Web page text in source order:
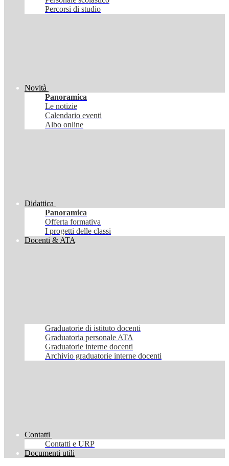
Percorsi di studio
Novità
Panoramica
Le notizie
Calendario eventi
Albo online
Didattica
Panoramica
Offerta formativa
I progetti delle classi
Docenti & ATA
Graduatorie di istituto docenti
Graduatoria personale ATA
Graduatorie interne docenti
Archivio graduatorie interne docenti
Contatti
Contatti e URP
Documenti utili